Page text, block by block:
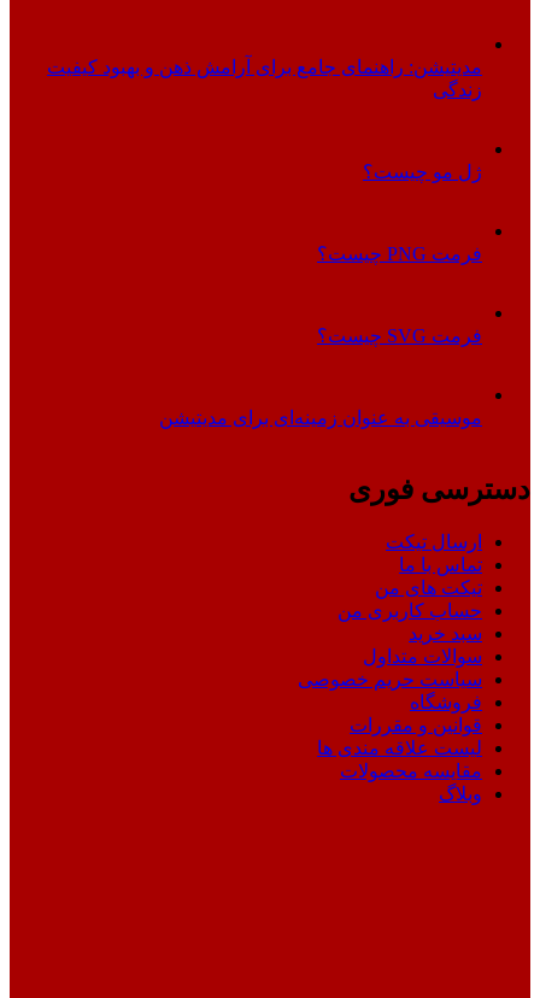
مدیتیشن: راهنمای جامع برای آرامش ذهن و بهبود کیفیت
زندگی
ژل مو چیست؟
فرمت PNG چیست؟
فرمت SVG چیست؟
موسیقی به عنوان زمینه‌ای برای مدیتیشن
دسترسی فوری
ارسال تیکت
تماس با ما
تیکت های من
حساب کاربری من
سبد خرید
سوالات متداول
سیاست حریم خصوصی
فروشگاه
قوانین و مقررات
لیست علاقه مندی ها
مقایسه محصولات
وبلاگ